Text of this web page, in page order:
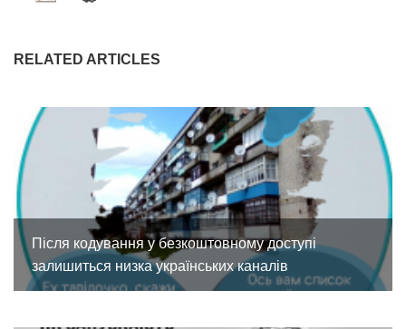
RELATED ARTICLES
Після кодування у безкоштовному доступі
залишиться низка українських каналів